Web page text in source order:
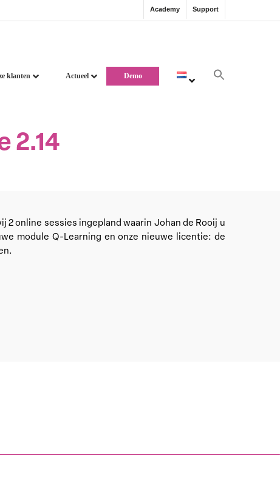
Academy Support
klanten Actueel Demo
2.14
online sessies ingepland waarin Johan de Rooij u
module Q-Learning en onze nieuwe licentie: de